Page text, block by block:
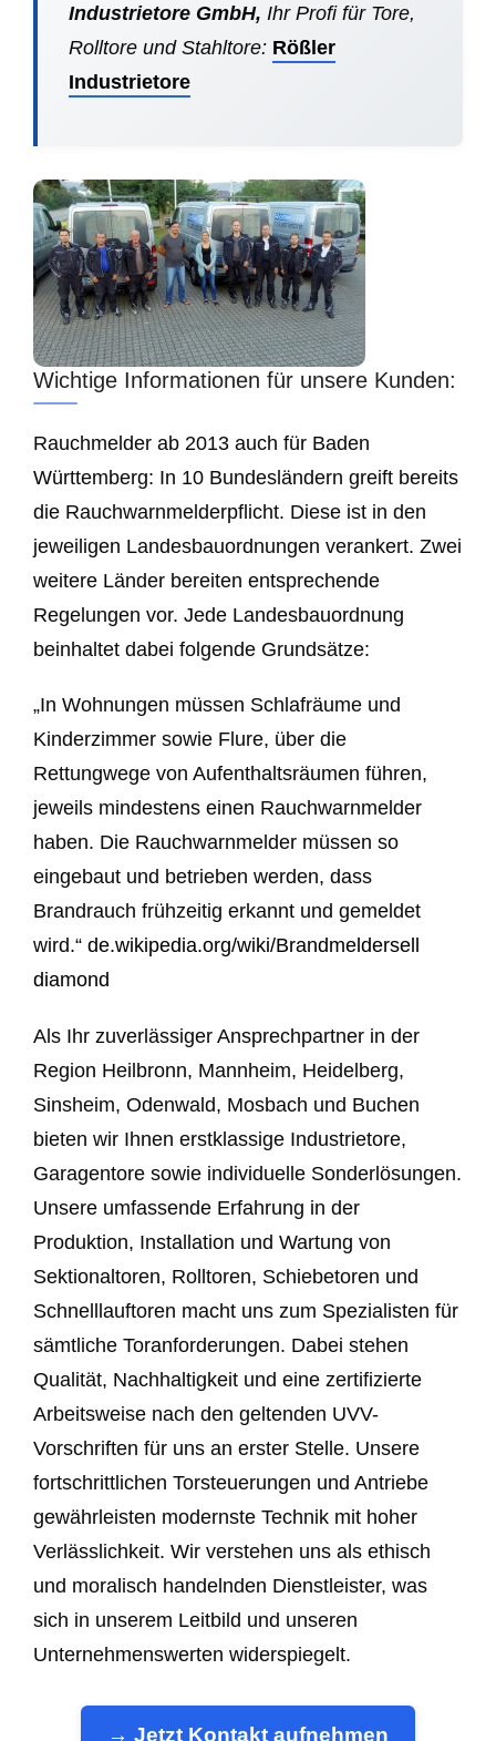
Industrietore GmbH, Ihr Profi für Tore,
Rolltore und Stahltore: Rößler
Industrietore
Wichtige Informationen für unsere Kunden:
Rauchmelder ab 2013 auch für Baden
Württemberg: In 10 Bundesländern greift bereits
die Rauchwarnmelderpflicht. Diese ist in den
jeweiligen Landesbauordnungen verankert. Zwei
weitere Länder bereiten entsprechende
Regelungen vor. Jede Landesbauordnung
beinhaltet dabei folgende Grundsätze:
„In Wohnungen müssen Schlafräume und
Kinderzimmer sowie Flure, über die
Rettungwege von Aufenthaltsräumen führen,
jeweils mindestens einen Rauchwarnmelder
haben. Die Rauchwarnmelder müssen so
eingebaut und betrieben werden, dass
Brandrauch frühzeitig erkannt und gemeldet
wird.“ de.wikipedia.org/wiki/Brandmeldersell
diamond
Als Ihr zuverlässiger Ansprechpartner in der
Region Heilbronn, Mannheim, Heidelberg,
Sinsheim, Odenwald, Mosbach und Buchen
bieten wir Ihnen erstklassige Industrietore,
Garagentore sowie individuelle Sonderlösungen.
Unsere umfassende Erfahrung in der
Produktion, Installation und Wartung von
Sektionaltoren, Rolltoren, Schiebetoren und
Schnelllauftoren macht uns zum Spezialisten für
sämtliche Toranforderungen. Dabei stehen
Qualität, Nachhaltigkeit und eine zertifizierte
Arbeitsweise nach den geltenden UVV-
Vorschriften für uns an erster Stelle. Unsere
fortschrittlichen Torsteuerungen und Antriebe
gewährleisten modernste Technik mit hoher
Verlässlichkeit. Wir verstehen uns als ethisch
und moralisch handelnden Dienstleister, was
sich in unserem Leitbild und unseren
Unternehmenswerten widerspiegelt.
→ Jetzt Kontakt aufnehmen